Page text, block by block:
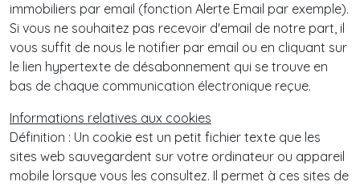
immobiliers par email (fonction Alerte Email par exemple).
Si vous ne souhaitez pas recevoir d'email de notre part, il
vous suffit de nous le notifier par email ou en cliquant sur
le lien hypertexte de désabonnement qui se trouve en
bas de chaque communication électronique reçue.
Informations relatives aux cookies
Définition : Un cookie est un petit fichier texte que les
sites web sauvegardent sur votre ordinateur ou appareil
mobile lorsque vous les consultez. Il permet à ces sites de